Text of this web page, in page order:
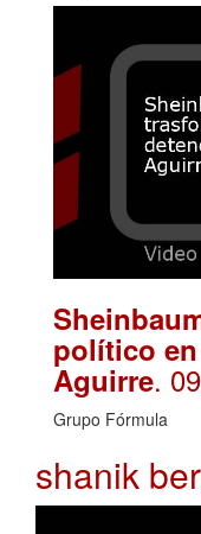
político
Aguirre.
Grupo Fórmula
shanik